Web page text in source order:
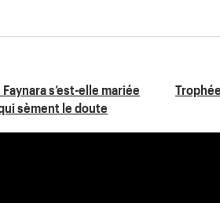
s’est-elle mariée
sèment le doute